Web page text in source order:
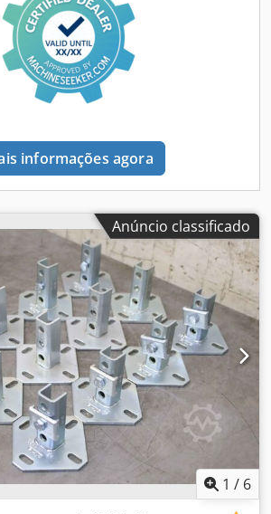
informações agora
Anúncio classificado
1 / 6